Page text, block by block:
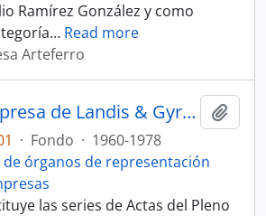
Ramírez González y como
… Read more
Arteferro
Jurado de Empresa de Landis & Gyr Española S.A.
· Fondo · 1960-1978
de órganos de representación
las series de Actas del Pleno